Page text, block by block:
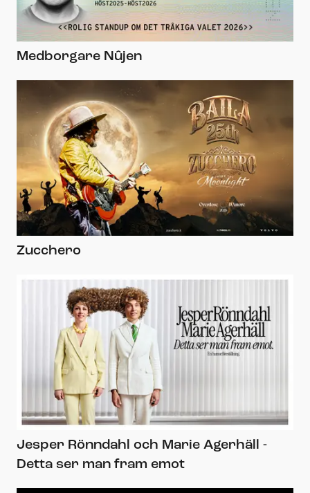
Medborgare Nûjen
Zucchero
Jesper Rönndahl och Marie Agerhäll -
Detta ser man fram emot